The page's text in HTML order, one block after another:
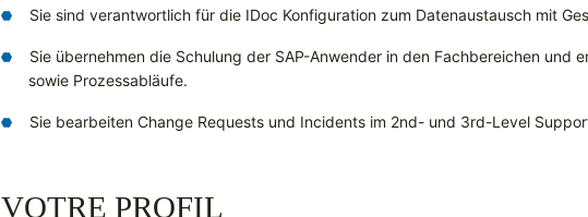
Sie sind verantwortlich für die IDoc Konfiguration zum Datenaustausch mit
Sie übernehmen die Schulung der SAP-Anwender in den Fachbereichen und
sowie Prozessabläufe.
Sie bearbeiten Change Requests und Incidents im 2nd- und 3rd-Level
VOTRE PROFIL